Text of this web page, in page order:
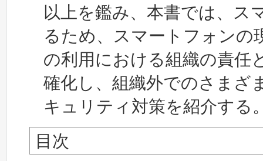
以上を鑑み、本書では、ス
るため、スマートフォンの
の利用における組織の責任
確化し、組織外でのさまざ
キュリティ対策を紹介する
目次